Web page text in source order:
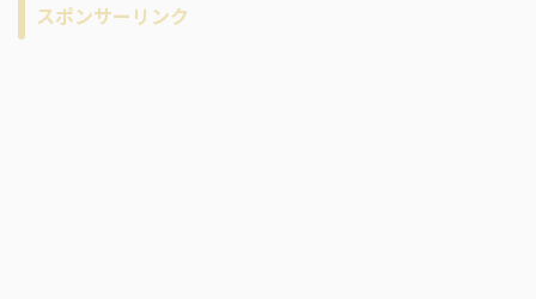
ブ
スポンサーリンク